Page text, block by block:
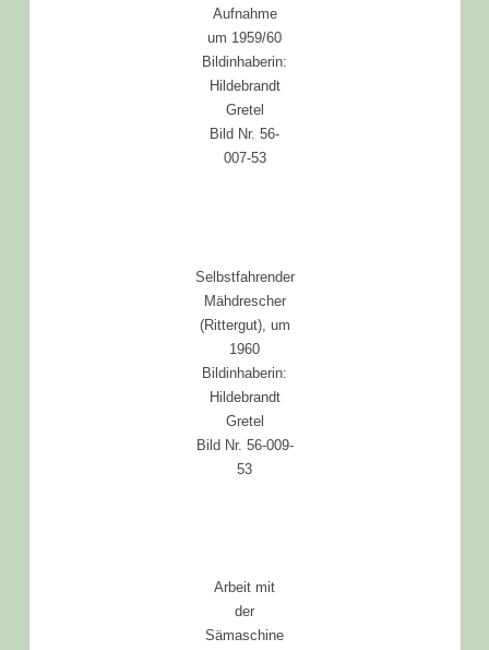
Aufnahme
um 1959/60
Bildinhaberin:
Hildebrandt
Gretel
Bild Nr. 56-
007-53
Selbstfahrender
Mähdrescher
(Rittergut), um
1960
Bildinhaberin:
Hildebrandt
Gretel
Bild Nr. 56-009-
53
Arbeit mit
der
Sämaschine